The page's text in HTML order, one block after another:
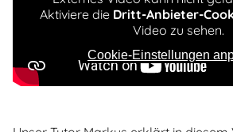
Aktiviere die Dritt-Anbieter-
Video zu sehen.
Cookie-Einstellungen